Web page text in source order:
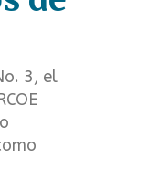
3, el